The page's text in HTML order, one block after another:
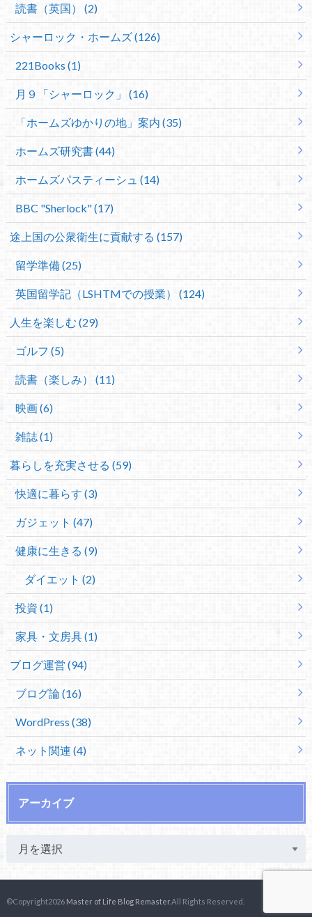
読書（英国） (2)
シャーロック・ホームズ (126)
221Books (1)
月９「シャーロック」 (16)
「ホームズゆかりの地」案内 (35)
ホームズ研究書 (44)
ホームズパスティーシュ (14)
BBC "Sherlock" (17)
途上国の公衆衛生に貢献する (157)
留学準備 (25)
英国留学記（LSHTMでの授業） (124)
人生を楽しむ (29)
ゴルフ (5)
読書（楽しみ） (11)
映画 (6)
雑誌 (1)
暮らしを充実させる (59)
快適に暮らす (3)
ガジェット (47)
健康に生きる (9)
ダイエット (2)
投資 (1)
家具・文房具 (1)
ブログ運営 (94)
ブログ論 (16)
WordPress (38)
ネット関連 (4)
アーカイブ
©Copyright2026 Master of Life Blog Remaster.All Rights Reserved.